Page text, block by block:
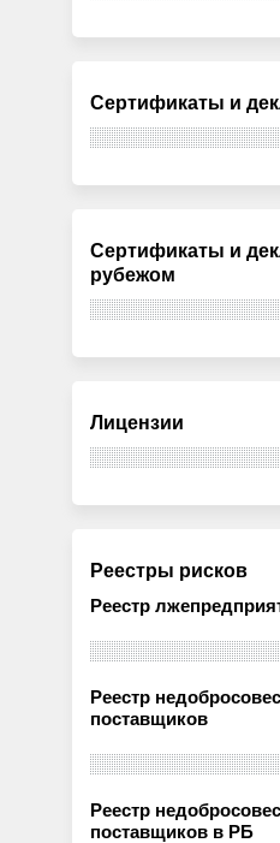
Сертификаты и
Сертификаты и
рубежом
Лицензии
Реестры рисков
Реестр
Реестр
поставщиков
Реестр
поставщиков в РБ